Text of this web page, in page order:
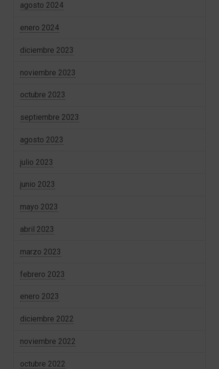
agosto 2024
enero 2024
diciembre 2023
noviembre 2023
octubre 2023
septiembre 2023
agosto 2023
julio 2023
junio 2023
mayo 2023
abril 2023
marzo 2023
febrero 2023
enero 2023
diciembre 2022
noviembre 2022
octubre 2022